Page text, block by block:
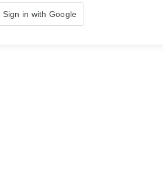
Sign in with Google